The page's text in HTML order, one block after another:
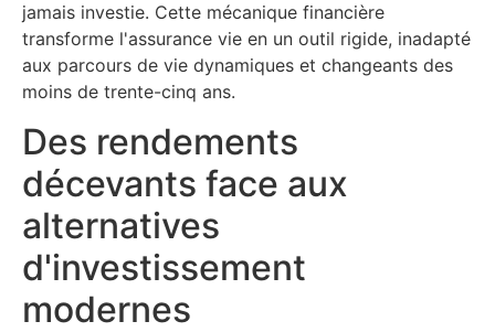
jamais investie. Cette mécanique financière
transforme l'assurance vie en un outil rigide, inadapté
aux parcours de vie dynamiques et changeants des
moins de trente-cinq ans.
Des rendements
décevants face aux
alternatives
d'investissement
modernes